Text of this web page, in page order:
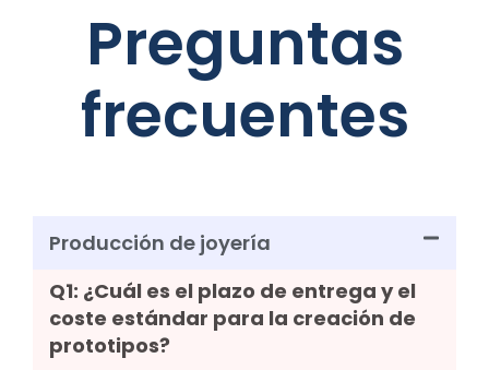
Preguntas
frecuentes
Producción de joyería
Q1: ¿Cuál es el plazo de entrega y el
coste estándar para la creación de
prototipos?